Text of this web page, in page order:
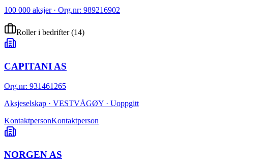
100 000 aksjer · Org.nr: 989216902
Roller i bedrifter(14)
CAPITANI AS
Org.nr: 931461265
Aksjeselskap · VESTVÅGØY · Uoppgitt
KontaktpersonKontaktperson
NORGEN AS